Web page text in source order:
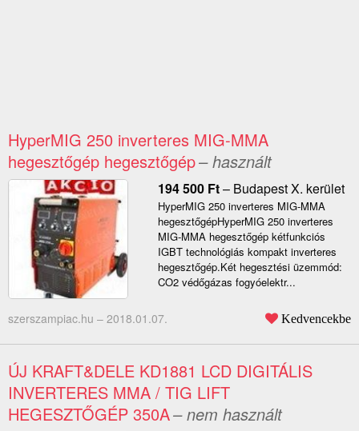
HyperMIG 250 inverteres MIG-MMA
hegesztőgép hegesztőgép– használt
194 500 Ft– Budapest X. kerület
HyperMIG 250 inverteres MIG-MMA
hegesztőgépHyperMIG 250 inverteres
MIG-MMA hegesztőgép kétfunkciós
IGBT technológiás kompakt inverteres
hegesztőgép.Két hegesztési üzemmód:
CO2 védőgázas fogyóelektr...
szerszampiac.hu – 2018.01.07. Kedvencekbe
ÚJ KRAFT&DELE KD1881 LCD DIGITÁLIS
INVERTERES MMA / TIG LIFT
HEGESZTŐGÉP 350A– nem használt